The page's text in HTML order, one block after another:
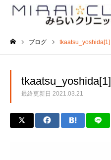
ブログ tkaatsu_yoshida[1]
tkaatsu_yoshida[1]
最終更新日 2021.03.21